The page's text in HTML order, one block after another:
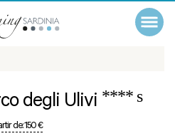
degli Ulivi **** s
de:150 €